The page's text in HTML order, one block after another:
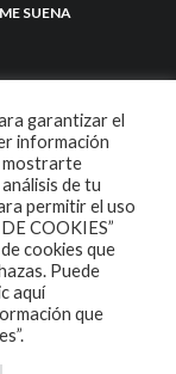
SUENA
garantizar el
información
mostrarte
de tu
permitir el uso
COOKIES”
cookies que
Puede
aquí
que